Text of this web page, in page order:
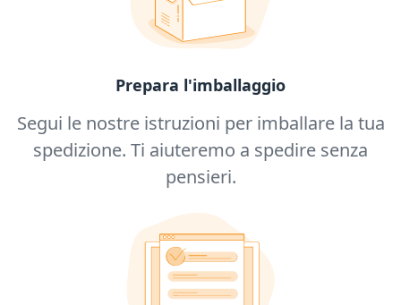
Prepara l'imballaggio
Segui le nostre istruzioni per imballare la tua
spedizione. Ti aiuteremo a spedire senza
pensieri.